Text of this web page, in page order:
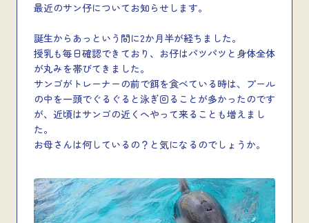
最近のサン仔についてお知らせします。
誕生からあっという間に2か月半が経ちました。
授乳も毎日確認できており、お仔はパツパツと身体全体
が丸みを帯びてきました。
サンゴがトレーナーの前で餌を食べている時は、プール
の中を一頭でぐるぐると泳ぎ回ることが多かったのです
が、近頃はサンゴの近くへやって来ることも増えまし
た。
お母さんは何しているの？と気になるのでしょうか。